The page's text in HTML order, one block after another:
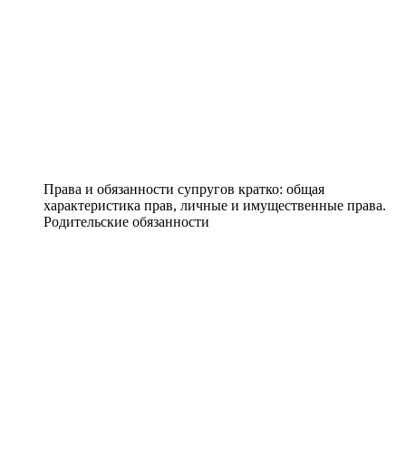
Права и обязанности супругов кратко: общая
характеристика прав, личные и имущественные права.
Родительские обязанности